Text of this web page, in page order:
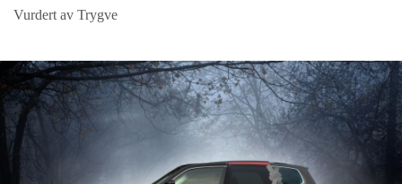
Vurdert av Trygve